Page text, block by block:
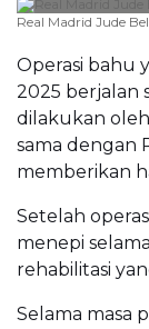
Real Madrid Jude
Operasi bahu
2025 berjalan
dilakukan
sama dengan
memberikan
Setelah
menepi
rehabilitasi
Selama masa